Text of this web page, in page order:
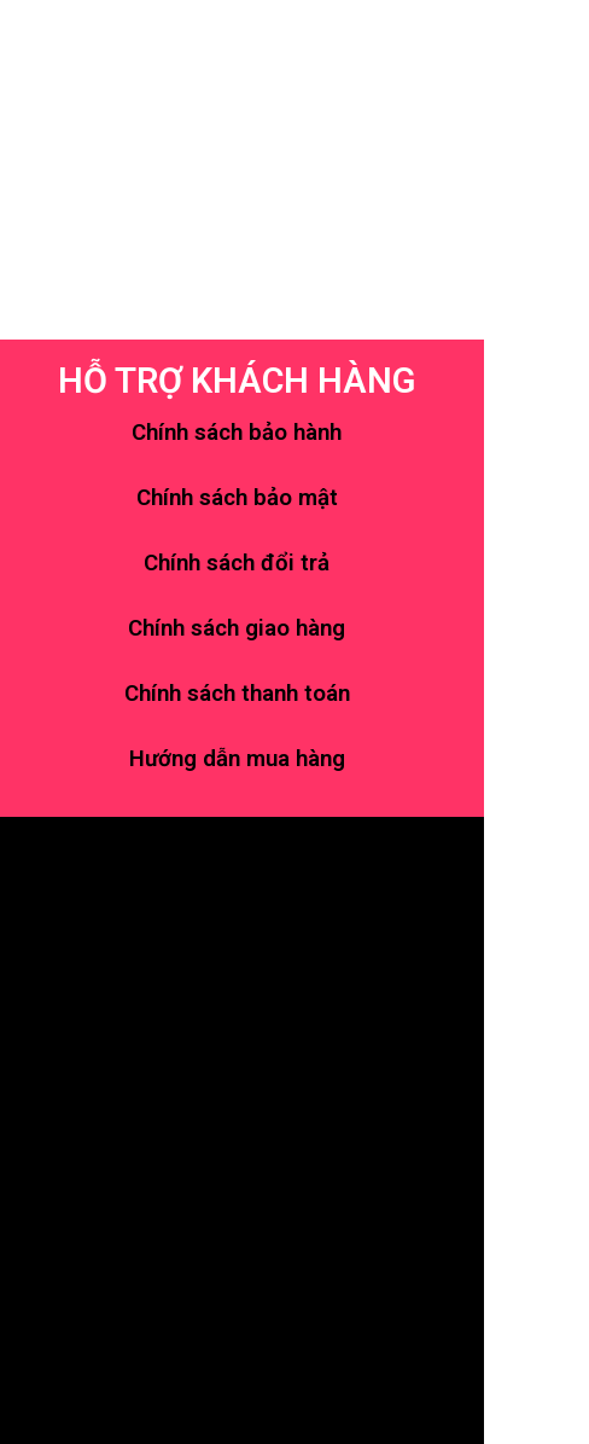
HỖ TRỢ KHÁCH HÀNG
Chính sách bảo hành
Chính sách bảo mật
Chính sách đổi trả
Chính sách giao hàng
Chính sách thanh toán
Hướng dẫn mua hàng